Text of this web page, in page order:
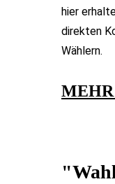
hier
direkten
Wählern.